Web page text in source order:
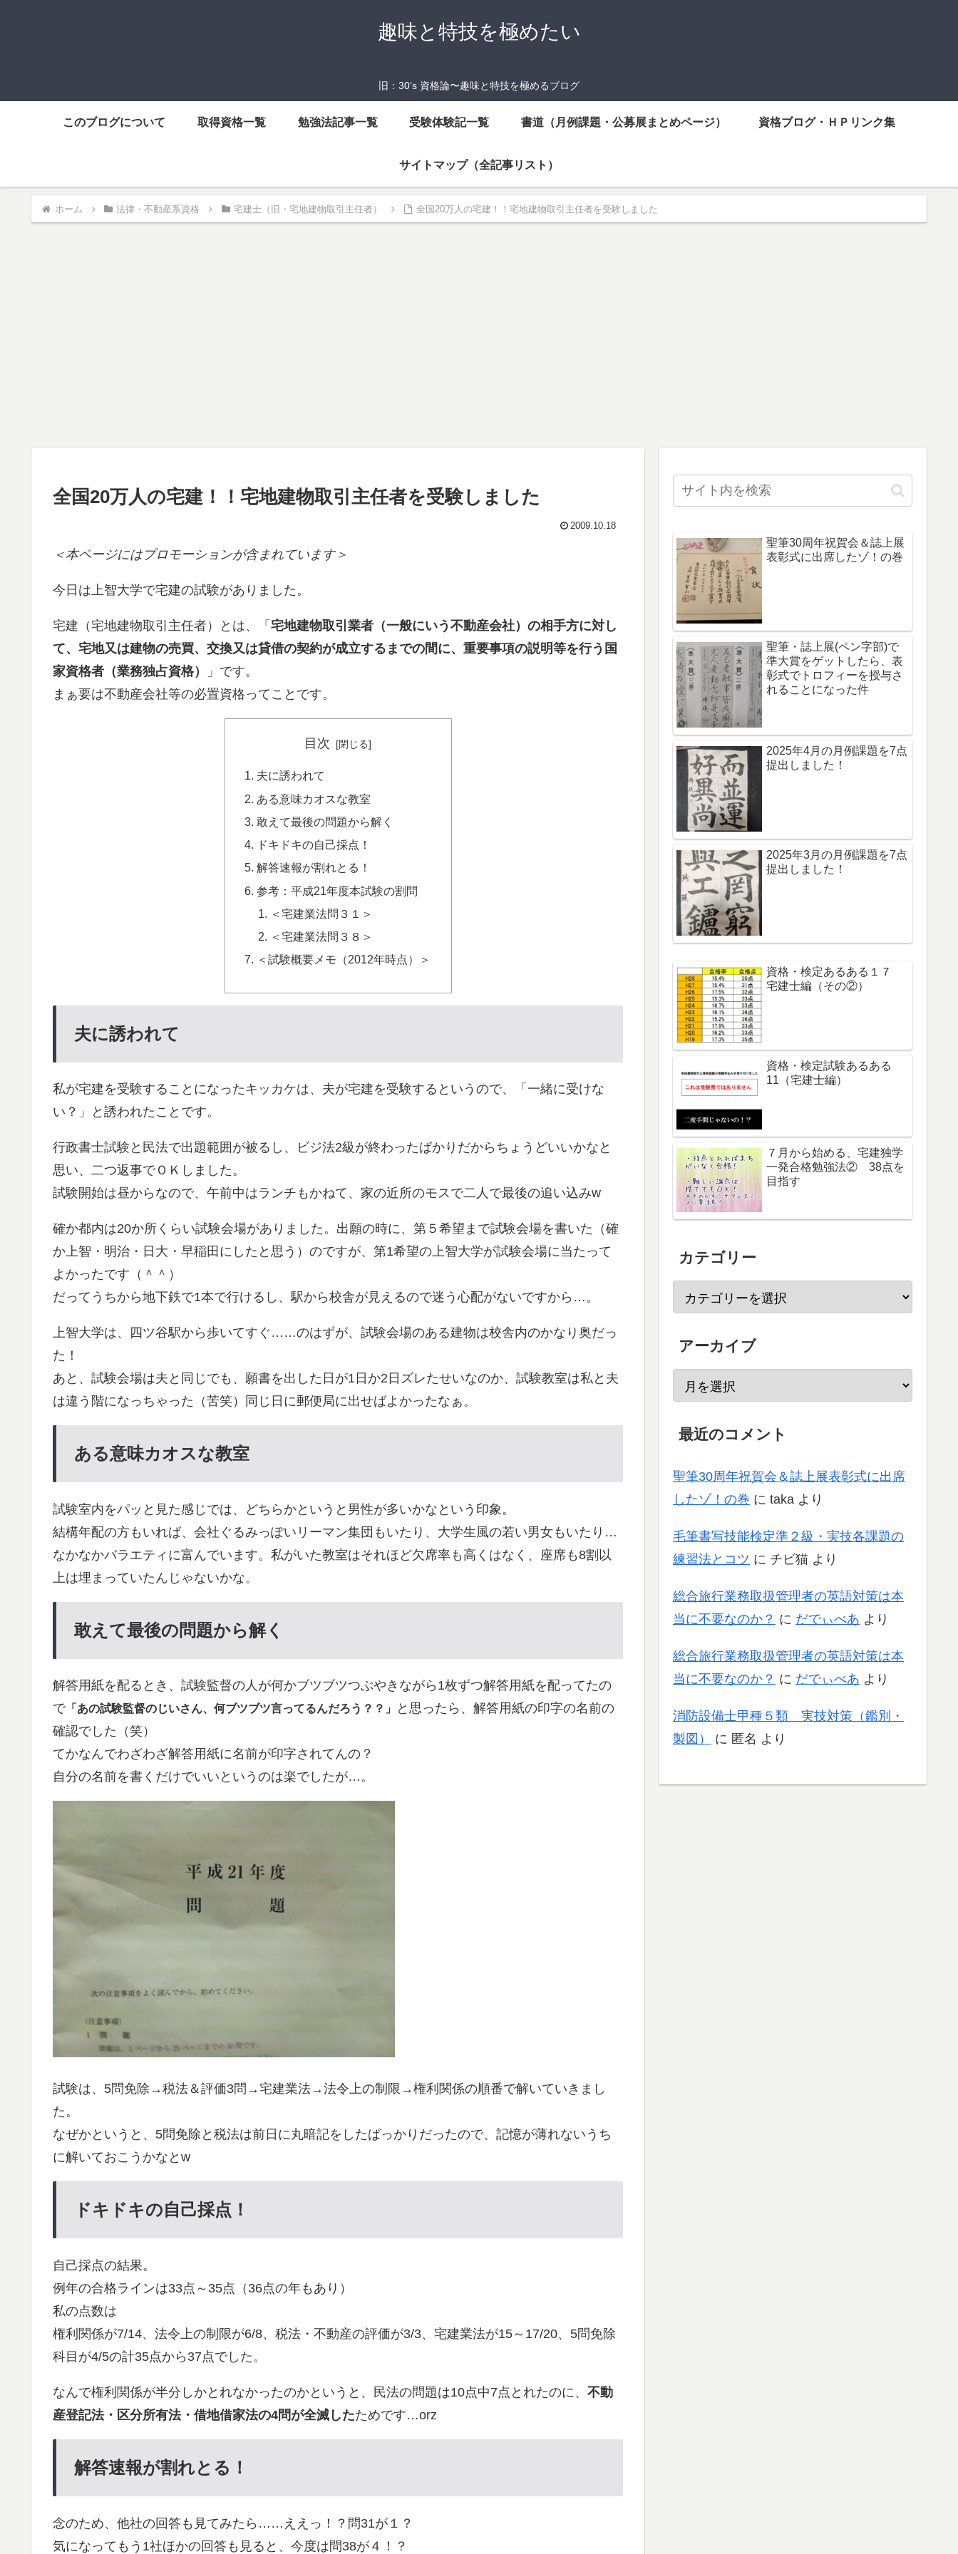
趣味と特技を極めたい
旧：30‘s 資格論〜趣味と特技を極めるブログ
このブログについて 取得資格一覧 勉強法記事一覧 受験体験記一覧 書道（月例課題・公募展まとめページ） 資格ブログ・ＨＰリンク集
サイトマップ（全記事リスト）
ホーム 法律・不動産系資格 宅建士（旧・宅地建物取引主任者） 全国20万人の宅建！！宅地建物取引主任者を受験しました
全国20万人の宅建！！宅地建物取引主任者を受験しました
2009.10.18
＜本ページにはプロモーションが含まれています＞
今日は上智大学で宅建の試験がありました。
宅建（宅地建物取引主任者）とは、「 宅地建物取引業者（一般にいう不動産会社）の相手方に対し
て、宅地又は建物の売買、交換又は貸借の契約が成立するまでの間に、重要事項の説明等を行う国
家資格者（業務独占資格）
」です。
まぁ要は不動産会社等の必置資格ってことです。
目次
夫に誘われて
ある意味カオスな教室
敢えて最後の問題から解く
ドキドキの自己採点！
解答速報が割れとる！
参考：平成21年度本試験の割問
＜宅建業法問３１＞
＜宅建業法問３８＞
＜試験概要メモ（2012年時点）＞
夫に誘われて
私が宅建を受験することになったキッカケは、夫が宅建を受験するというので、「一緒に受けな
い？」と誘われたことです。
行政書士試験と民法で出題範囲が被るし、ビジ法2級が終わったばかりだからちょうどいいかなと
思い、二つ返事でＯＫしました。
試験開始は昼からなので、午前中はランチもかねて、家の近所のモスで二人で最後の追い込みw
確か都内は20か所くらい試験会場がありました。出願の時に、第５希望まで試験会場を書いた（確
か上智・明治・日大・早稲田にしたと思う）のですが、第1希望の上智大学が試験会場に当たって
よかったです（＾＾）
だってうちから地下鉄で1本で行けるし、駅から校舎が見えるので迷う心配がないですから…。
上智大学は、四ツ谷駅から歩いてすぐ……のはずが、試験会場のある建物は校舎内のかなり奥だっ
た！
あと、試験会場は夫と同じでも、願書を出した日が1日か2日ズレたせいなのか、試験教室は私と夫
は違う階になっちゃった（苦笑）同じ日に郵便局に出せばよかったなぁ。
ある意味カオスな教室
試験室内をパッと見た感じでは、どちらかというと男性が多いかなという印象。
結構年配の方もいれば、会社ぐるみっぽいリーマン集団もいたり、大学生風の若い男女もいたり…
なかなかバラエティに富んでいます。私がいた教室はそれほど欠席率も高くはなく、座席も8割以
上は埋まっていたんじゃないかな。
敢えて最後の問題から解く
解答用紙を配るとき、試験監督の人が何かブツブツつぶやきながら1枚ずつ解答用紙を配ってたの
で「あの試験監督のじいさん、何ブツブツ言ってるんだろう？？」
と思ったら、解答用紙の印字の名前の
確認でした（笑）
てかなんでわざわざ解答用紙に名前が印字されてんの？
自分の名前を書くだけでいいというのは楽でしたが…。
試験は、5問免除→税法＆評価3問→宅建業法→法令上の制限→権利関係の順番で解いていきまし
た。
なぜかというと、5問免除と税法は前日に丸暗記をしたばっかりだったので、記憶が薄れないうち
に解いておこうかなとw
ドキドキの自己採点！
自己採点の結果。
例年の合格ラインは33点～35点（36点の年もあり）
私の点数は
権利関係が7/14、法令上の制限が6/8、税法・不動産の評価が3/3、宅建業法が15～17/20、5問免除
科目が4/5の計35点から37点でした。
なんで権利関係が半分しかとれなかったのかというと、民法の問題は10点中7点とれたのに、 不動
産登記法・区分所有法・借地借家法の4問が全滅したためです…orz
解答速報が割れとる！
念のため、他社の回答も見てみたら……ええっ！？問31が１？
気になってもう1社ほかの回答も見ると、今度は問38が４！？
聖筆30周年祝賀会＆誌上展
表彰式に出席したゾ！の巻
聖筆・誌上展(ペン字部)で
準大賞をゲットしたら、表
彰式でトロフィーを授与さ
れることになった件
2025年4月の月例課題を7点
提出しました！
2025年3月の月例課題を7点
提出しました！
資格・検定あるある１７
宅建士編（その②）
資格・検定試験あるある
11（宅建士編）
７月から始める、宅建独学
一発合格勉強法② 38点を
目指す
カテゴリー
アーカイブ
最近のコメント
聖筆30周年祝賀会＆誌上展表彰式に出席
したゾ！の巻 に taka より
毛筆書写技能検定準２級・実技各課題の
練習法とコツ に チビ猫 より
総合旅行業務取扱管理者の英語対策は本
当に不要なのか？ に だでぃべあ より
総合旅行業務取扱管理者の英語対策は本
当に不要なのか？ に だでぃべあ より
消防設備士甲種５類 実技対策（鑑別・
製図）
に 匿名 より